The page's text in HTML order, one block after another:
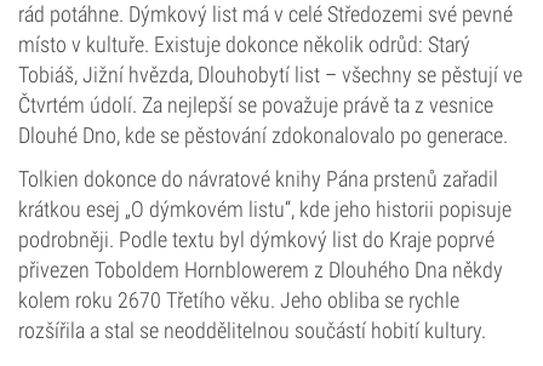
rád potáhne. Dýmkový list má v celé Středozemi své pevné
místo v kultuře. Existuje dokonce několik odrůd: Starý
Tobiáš, Jižní hvězda, Dlouhobytí list – všechny se pěstují ve
Čtvrtém údolí. Za nejlepší se považuje právě ta z vesnice
Dlouhé Dno, kde se pěstování zdokonalovalo po generace.
Tolkien dokonce do návratové knihy Pána prstenů zařadil
krátkou esej „O dýmkovém listu“, kde jeho historii popisuje
podrobněji. Podle textu byl dýmkový list do Kraje poprvé
přivezen Toboldem Hornblowerem z Dlouhého Dna někdy
kolem roku 2670 Třetího věku. Jeho obliba se rychle
rozšířila a stal se neoddělitelnou součástí hobití kultury.